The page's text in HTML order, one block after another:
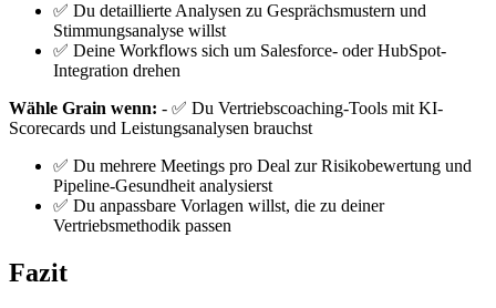
✅ Du detaillierte Analysen zu Gesprächsmustern und
Stimmungsanalyse willst
✅ Deine Workflows sich um Salesforce- oder HubSpot-
Integration drehen
Wähle Grain wenn: - ✅ Du Vertriebscoaching-Tools mit KI-
Scorecards und Leistungsanalysen brauchst
✅ Du mehrere Meetings pro Deal zur Risikobewertung und
Pipeline-Gesundheit analysierst
✅ Du anpassbare Vorlagen willst, die zu deiner
Vertriebsmethodik passen
Fazit